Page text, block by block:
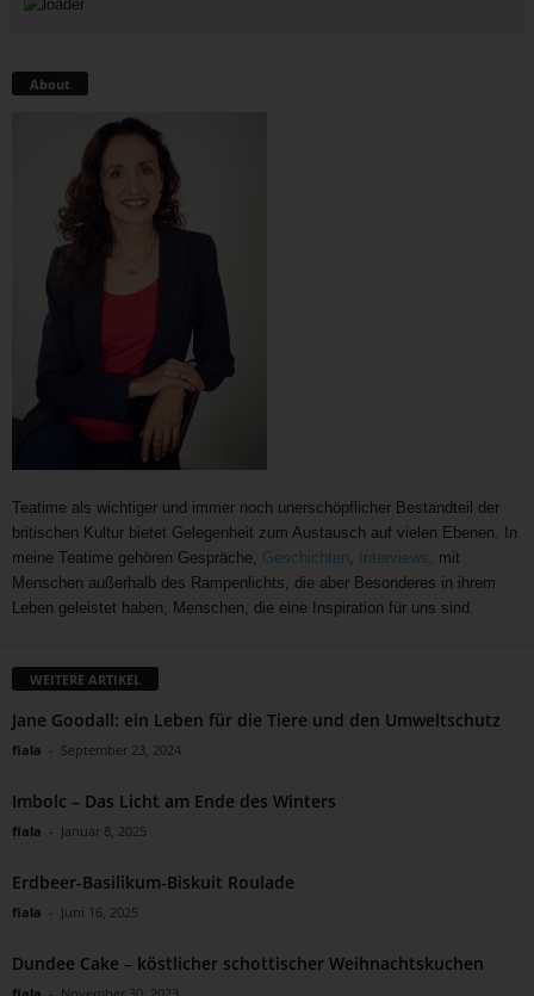
About
Teatime als wichtiger und immer noch unerschöpflicher Bestandteil der
britischen Kultur bietet Gelegenheit zum Austausch auf vielen Ebenen. In
meine Teatime gehören Gespräche, Geschichten, Interviews, mit
Menschen außerhalb des Rampenlichts, die aber Besonderes in ihrem
Leben geleistet haben, Menschen, die eine Inspiration für uns sind.
WEITERE ARTIKEL
Jane Goodall: ein Leben für die Tiere und den Umweltschutz
fiala - September 23, 2024
Imbolc – Das Licht am Ende des Winters
fiala - Januar 8, 2025
Erdbeer-Basilikum-Biskuit Roulade
fiala - Juni 16, 2025
Dundee Cake – köstlicher schottischer Weihnachtskuchen